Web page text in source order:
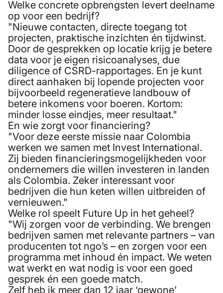
Welke concrete opbrengsten levert deelname
op voor een bedrijf?
"Nieuwe contacten, directe toegang tot
projecten, praktische inzichten én tijdwinst.
Door de gesprekken op locatie krijg je betere
data voor je eigen risicoanalyses, due
diligence of CSRD-rapportages. En je kunt
direct aanhaken bij lopende projecten voor
bijvoorbeeld regeneratieve landbouw of
betere inkomens voor boeren. Kortom:
minder losse eindjes, meer resultaat."
En wie zorgt voor financiering?
"Voor deze eerste missie naar Colombia
werken we samen met Invest International.
Zij bieden financieringsmogelijkheden voor
ondernemers die willen investeren in landen
als Colombia. Zeker interessant voor
bedrijven die hun keten willen uitbreiden of
vernieuwen."
Welke rol speelt Future Up in het geheel?
"Wij zorgen voor de verbinding. We brengen
bedrijven samen met relevante partners – van
producenten tot ngo’s – en zorgen voor een
programma met inhoud én impact. We weten
wat werkt en wat nodig is voor een goed
gesprek én een goede match.
Zelf heb ik meer dan 12 jaar ‘gewone’